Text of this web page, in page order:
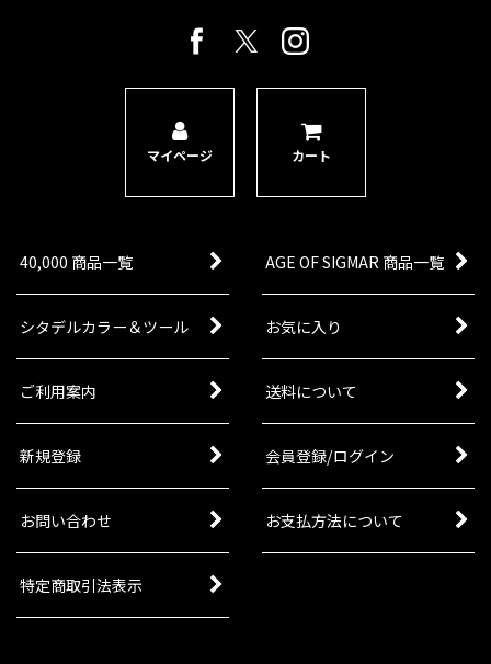
マイページ カート
40,000 商品一覧 AGE OF SIGMAR 商品一覧
シタデルカラー＆ツール お気に入り
ご利用案内 送料について
新規登録 会員登録/ログイン
お問い合わせ お支払方法について
特定商取引法表示